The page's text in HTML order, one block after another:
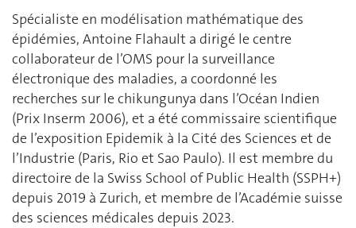
Spécialiste en modélisation mathématique des
épidémies, Antoine Flahault a dirigé le centre
collaborateur de l’OMS pour la surveillance
électronique des maladies, a coordonné les
recherches sur le chikungunya dans l’Océan Indien
(Prix Inserm 2006), et a été commissaire scientifique
de l’exposition Epidemik à la Cité des Sciences et de
l’Industrie (Paris, Rio et Sao Paulo). Il est membre du
directoire de la Swiss School of Public Health (SSPH+)
depuis 2019 à Zurich, et membre de l’Académie suisse
des sciences médicales depuis 2023.